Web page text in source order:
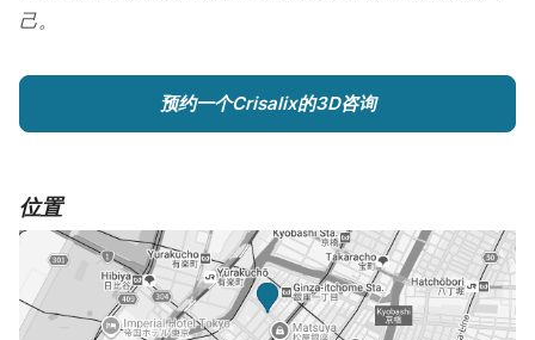
己。
预约一个Crisalix的3D咨询
位置